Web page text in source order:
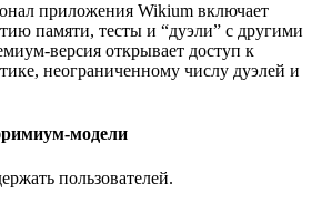
приложения Wikium включает
памяти, тесты и “дуэли” с другими
версия открывает доступ к
неограниченному числу дуэлей и
модели
пользователей.